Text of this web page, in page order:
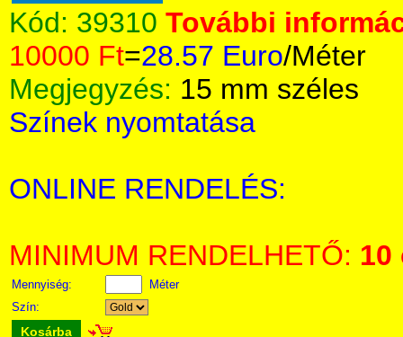
Kód: 39310 További
10000 Ft=28.57 Euro/Méter
Megjegyzés: 15 mm széles
Színek nyomtatása
ONLINE RENDELÉS:
MINIMUM RENDELHETŐ: 10
Mennyiség:
Méter
Szín:
Kosárba